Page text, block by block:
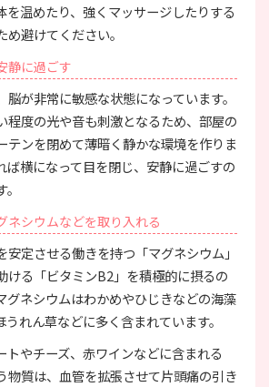
を温めたり、強くマッサージしたりする
避けてください。
静に過ごす
が非常に敏感な状態になっています。
程度の光や音も刺激となるため、部屋の
テンを閉めて薄暗く静かな環境を作りま
ば横になって目を閉じ、安静に過ごすの
ネシウムなどを取り入れる
定させる働きを持つ「マグネシウム」
ける「ビタミンB2」を積極的に摂るの
グネシウムはわかめやひじきなどの海藻
れん草などに多く含まれています。
トやチーズ、赤ワインなどに含まれる
物質は、血管を拡張させて片頭痛の引き